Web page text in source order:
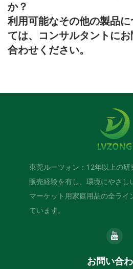
か？
利用可能なその他の製品に
ては、コンサルタントにお
合わせください。
東莞ルーツォン：12年以上の研
販売経験を有し、環境にやさし
マーケット用家庭用品の全ライ
ています。
お問い合